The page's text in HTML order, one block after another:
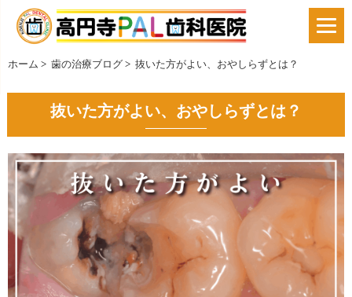
ホーム > 歯の治療ブログ > 抜いた方がよい、おやしらずとは？
抜いた方がよい、おやしらずとは？